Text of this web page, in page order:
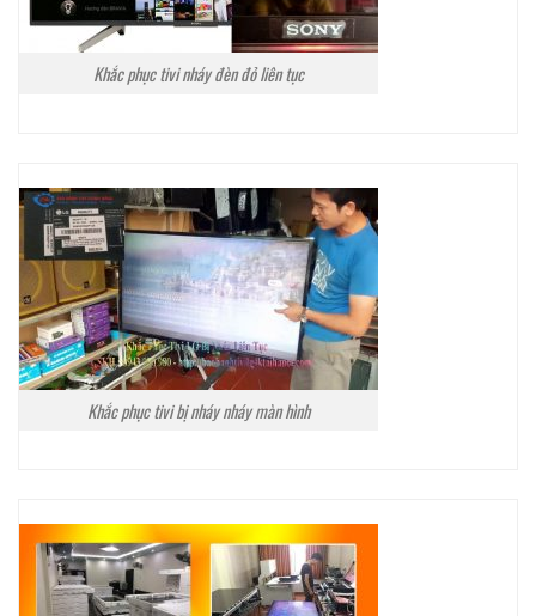
Khắc phục tivi nháy đèn đỏ liên tục
Khắc phục tivi bị nháy nháy màn hình